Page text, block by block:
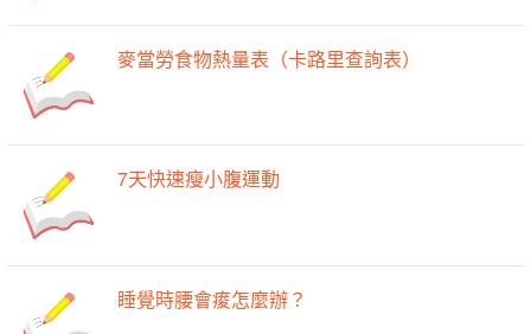
麥當勞食物熱量表（卡路里查詢表）
7天快速瘦小腹運動
睡覺時腰會痠怎麼辦？